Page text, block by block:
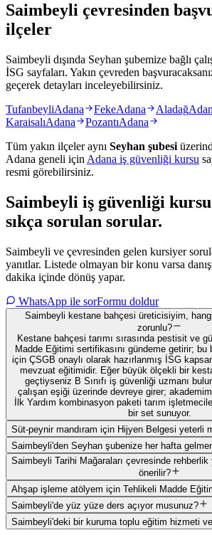
Saimbeyli çevresinden
ilçeler
Saimbeyli dışında Seyhan şubemize bağlı
İSG sayfaları. Yakın çevreden
geçerek detayları inceleyebilirsiniz.
TufanbeyliAdana FekeAdana Aladağ
KaraisalıAdana PozantıAdana
Tüm yakın ilçeler aynı Seyhan şubesi
Adana geneli için Adana iş güvenliği kursu
resmi görebilirsiniz.
Saimbeyli iş güvenliği
sıkça sorulan sorular.
Saimbeyli ve çevresinden gelen kursiyer
yanıtlar. Listede olmayan bir konu varsa
dakika içinde dönüş yapar.
WhatsApp ile sorFormu doldur
Saimbeyli kestane bahçesi üreticisiyim,
zorunlu?
Kestane bahçesi tarımı sırasında pestisit ve
Madde Eğitimi sertifikasını gündeme getirir; bu
için ÇSGB onaylı olarak hazırlanmış İSG
mevzuat eğitimidir. Eğer büyük ölçekli bir
geçtiyseniz B Sınıfı iş güvenliği uzmanı
çalışan eşiği üzerinde devreye girer;
İlk Yardım kombinasyon paketi tarım
bir set sunuyor.
Süt-peynir mandıram için Hijyen Belgesi yeterli
Saimbeyli'den Seyhan şubenize her hafta
Saimbeyli Tarihi Mağaraları çevresinde rehberlik
önerilir?
Ahşap işleme atölyem için Tehlikeli Madde
Saimbeyli'de yüz yüze ders açıyor musunuz?
Saimbeyli'deki bir kuruma toplu eğitim hizmeti